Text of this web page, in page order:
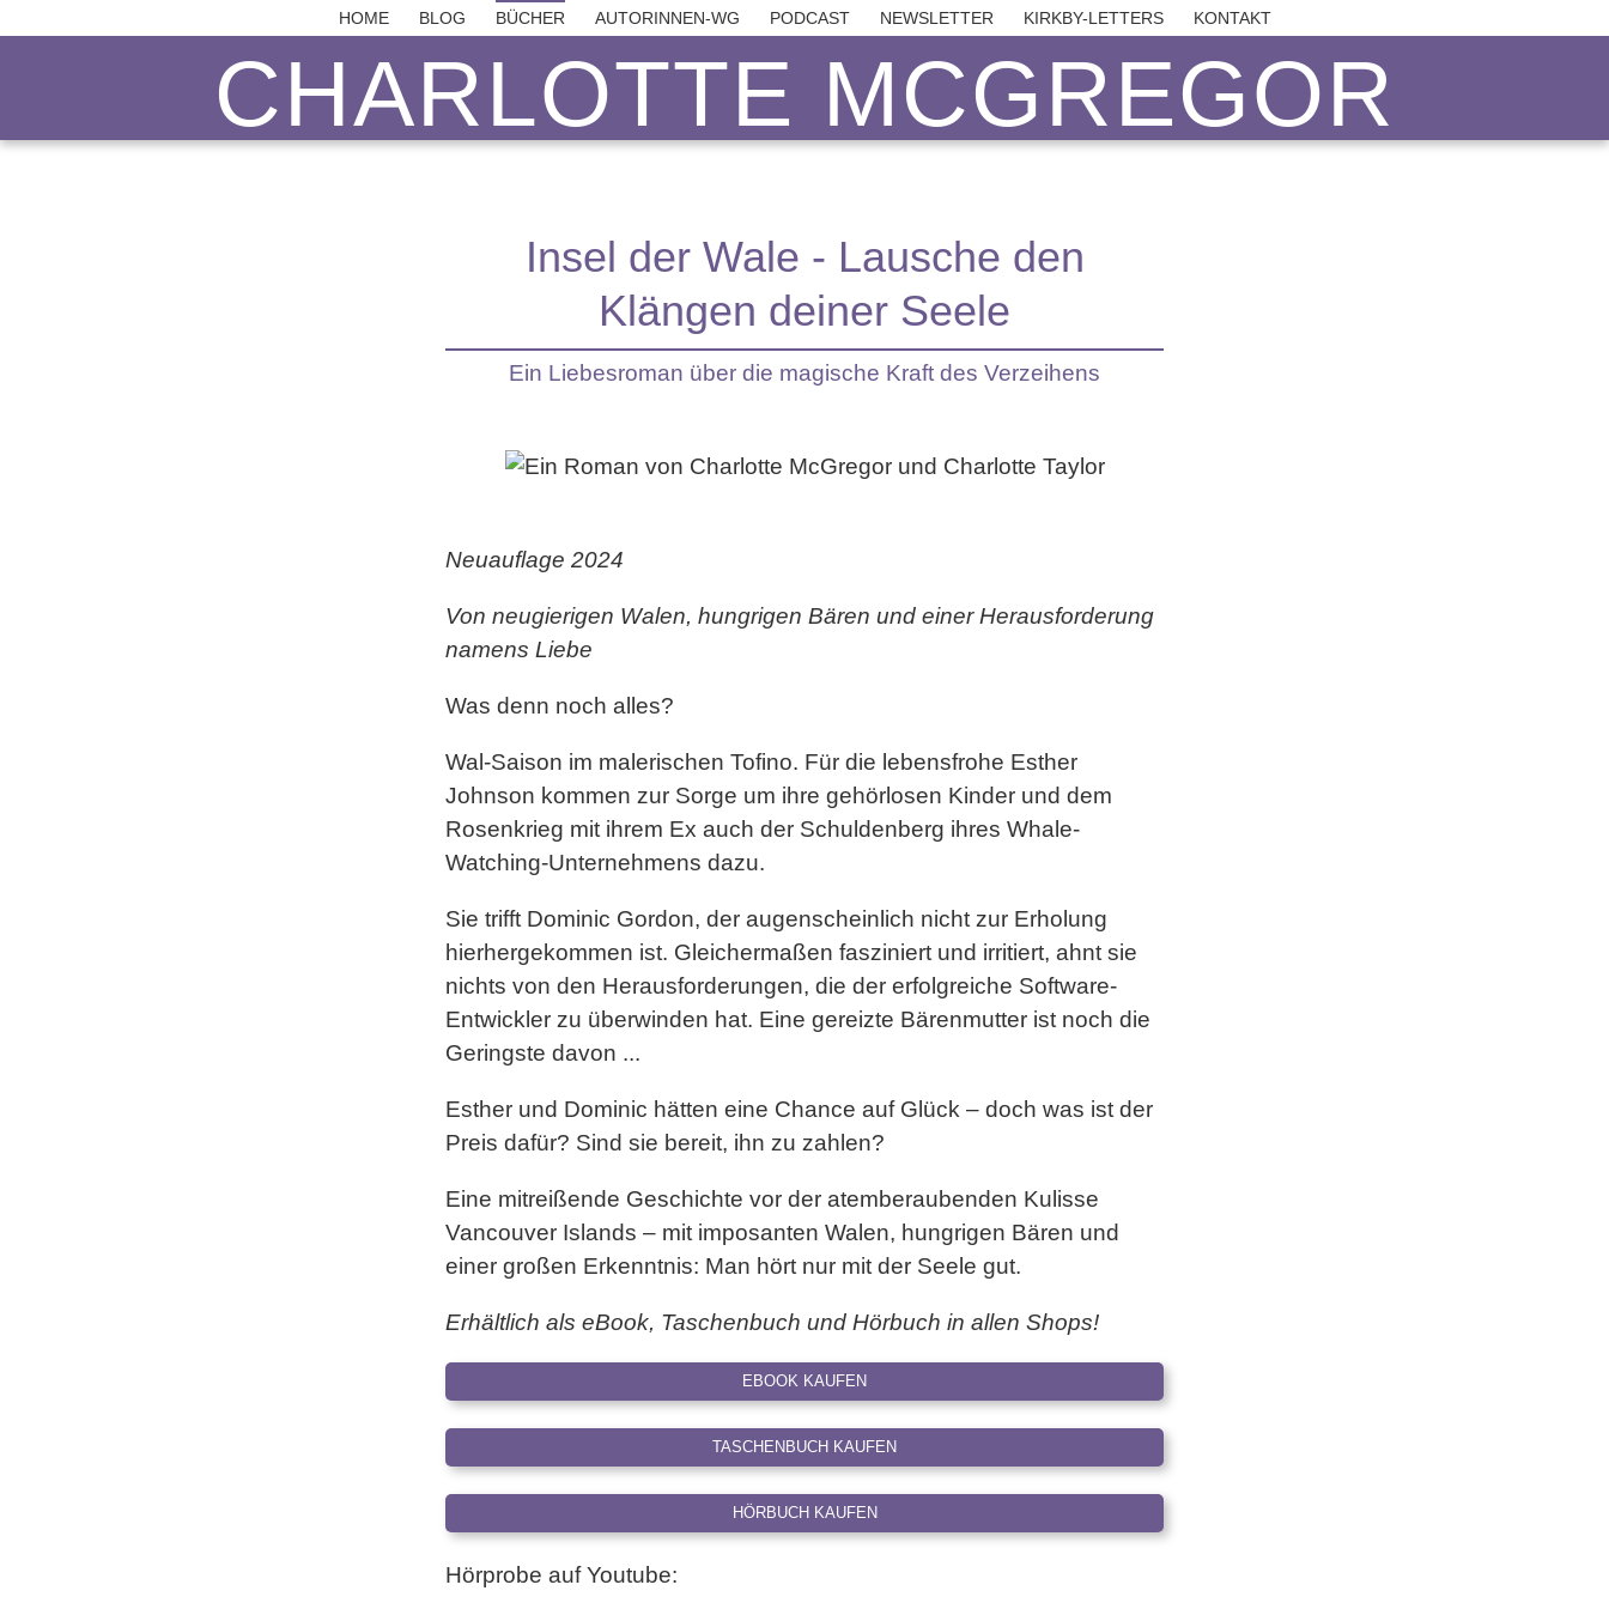
HOME BLOG BÜCHER AUTORINNEN-WG PODCAST NEWSLETTER KIRKBY-LETTERS KONTAKT
CHARLOTTE MCGREGOR
Insel der Wale - Lausche den
Klängen deiner Seele
Ein Liebesroman über die magische Kraft des Verzeihens
Neuauflage 2024
Von neugierigen Walen, hungrigen Bären und einer Herausforderung
namens Liebe
Was denn noch alles?
Wal-Saison im malerischen Tofino. Für die lebensfrohe Esther
Johnson kommen zur Sorge um ihre gehörlosen Kinder und dem
Rosenkrieg mit ihrem Ex auch der Schuldenberg ihres Whale-
Watching-Unternehmens dazu.
Sie trifft Dominic Gordon, der augenscheinlich nicht zur Erholung
hierhergekommen ist. Gleichermaßen fasziniert und irritiert, ahnt sie
nichts von den Herausforderungen, die der erfolgreiche Software-
Entwickler zu überwinden hat. Eine gereizte Bärenmutter ist noch die
Geringste davon ...
Esther und Dominic hätten eine Chance auf Glück – doch was ist der
Preis dafür? Sind sie bereit, ihn zu zahlen?
Eine mitreißende Geschichte vor der atemberaubenden Kulisse
Vancouver Islands – mit imposanten Walen, hungrigen Bären und
einer großen Erkenntnis: Man hört nur mit der Seele gut.
Erhältlich als eBook, Taschenbuch und Hörbuch in allen Shops!
EBOOK KAUFEN
TASCHENBUCH KAUFEN
HÖRBUCH KAUFEN
Hörprobe auf Youtube: